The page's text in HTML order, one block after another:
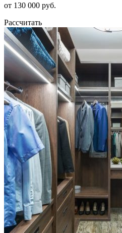
от 130 000 руб.
Рассчитать